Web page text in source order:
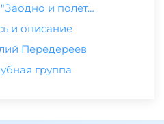
и полет…
и описание
Передереев
группа